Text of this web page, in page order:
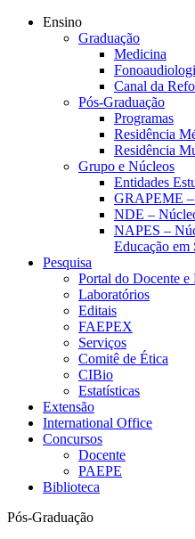
Ensino
Graduação
Medicina
Canal da
Pós-Graduação
Programas
Residência
Residência
Grupo e Núcleos
Entidades
GRAPEME –
NDE –
NAPES –
Educação em
Pesquisa
Portal do Docente e
Laboratórios
Editais
FAEPEX
Serviços
Comitê de Ética
CIBio
Estatísticas
Extensão
International Office
Concursos
Docente
PAEPE
Biblioteca
Pós-Graduação